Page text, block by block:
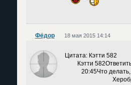
Фёдор 18 мая 2015 14:14
Цитата: Кэтти 582
Кэтти
20:45Что